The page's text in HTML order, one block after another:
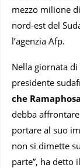
mezzo milione
nord-est del
l’agenzia Afp.
Nella giornata
presidente
che
debba
portare al suo
non si dimette
parte”, ha detto